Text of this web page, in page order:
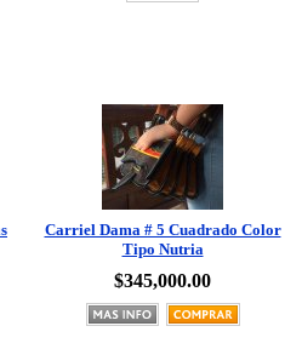
Carriel Dama # 5 Cuadrado Color
Tipo Nutria
$345,000.00